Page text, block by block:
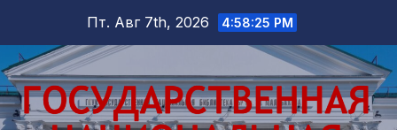
содержимому
Пт. Авг 7th, 2026 4:58:26 PM